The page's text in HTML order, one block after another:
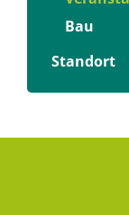
Bau
Standort